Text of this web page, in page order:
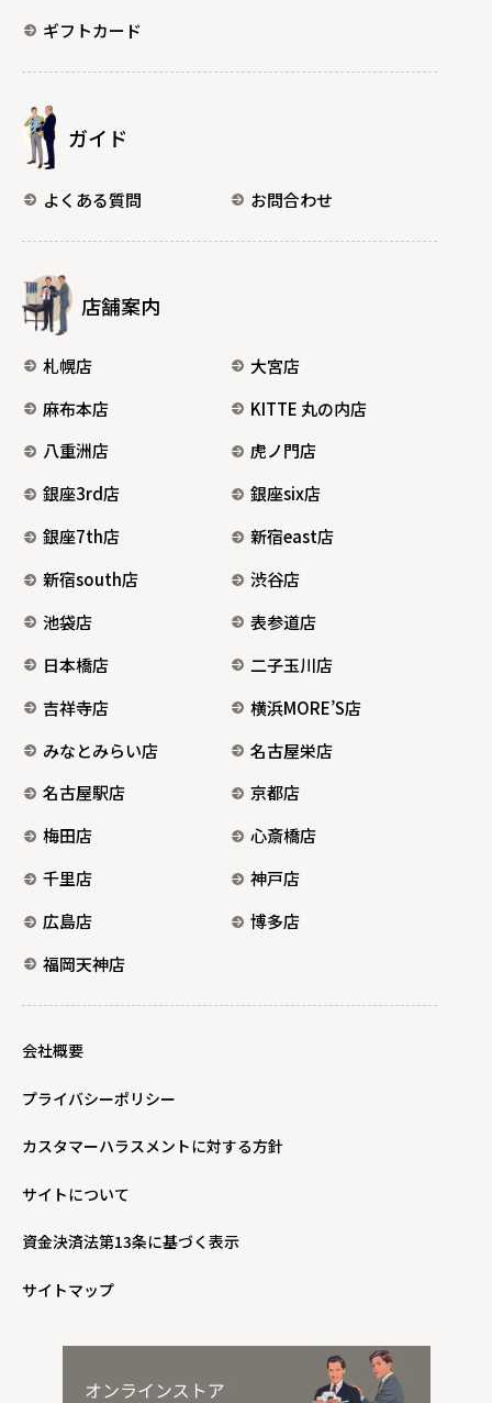
ギフトカード
ガイド
よくある質問 お問合わせ
店舗案内
札幌店
大宮店
麻布本店
KITTE 丸の内店
八重洲店
虎ノ門店
銀座3rd店
銀座six店
銀座7th店
新宿east店
新宿south店
渋谷店
池袋店
表参道店
日本橋店
二子玉川店
吉祥寺店
横浜MORE’S店
みなとみらい店
名古屋栄店
名古屋駅店
京都店
梅田店
心斎橋店
千里店
神戸店
広島店
博多店
福岡天神店
会社概要
プライバシーポリシー
カスタマーハラスメントに対する方針
サイトについて
資金決済法第13条に基づく表示
サイトマップ